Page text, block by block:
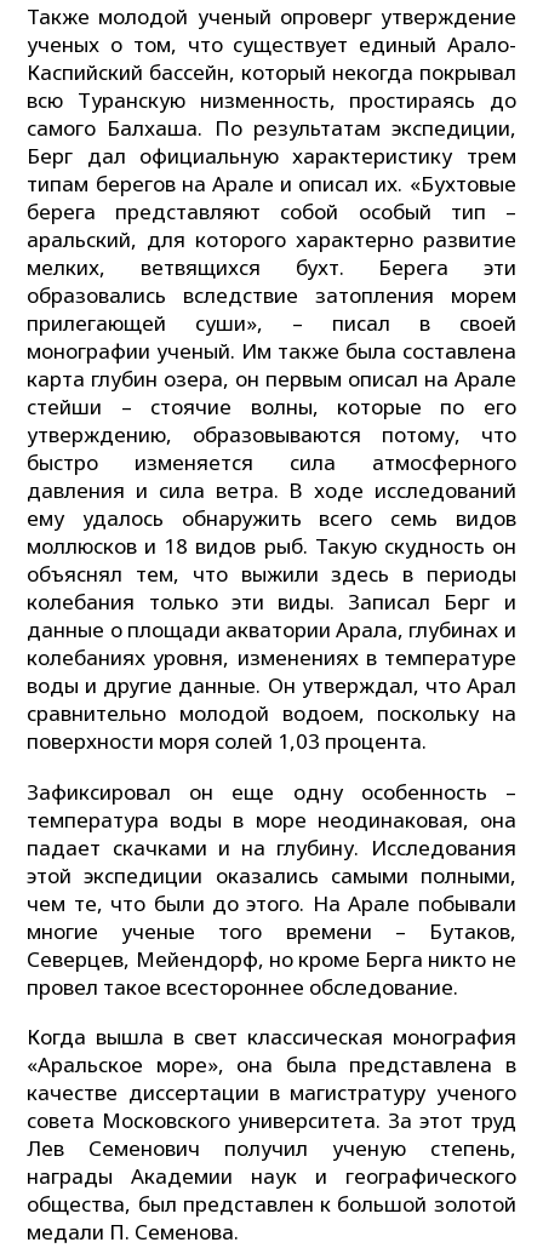
Также молодой ученый опроверг утверждение
ученых о том, что существует единый Арало-
Каспийский бассейн, который некогда покрывал
всю Туранскую низменность, простираясь до
самого Балхаша. По результатам экспедиции,
Берг дал официальную характеристику трем
типам берегов на Арале и описал их. «Бухтовые
берега представляют собой особый тип –
аральский, для которого характерно развитие
мелких, ветвящихся бухт. Берега эти
образовались вследствие затопления морем
прилегающей суши», – писал в своей
монографии ученый. Им также была составлена
карта глубин озера, он первым описал на Арале
стейши – стоячие волны, которые по его
утверждению, образовываются потому, что
быстро изменяется сила атмосферного
давления и сила ветра. В ходе исследований
ему удалось обнаружить всего семь видов
моллюсков и 18 видов рыб. Такую скудность он
объяснял тем, что выжили здесь в периоды
колебания только эти виды. Записал Берг и
данные о площади акватории Арала, глубинах и
колебаниях уровня, изменениях в температуре
воды и другие данные. Он утверждал, что Арал
сравнительно молодой водоем, поскольку на
поверхности моря солей 1,03 процента.
Зафиксировал он еще одну особенность –
температура воды в море неодинаковая, она
падает скачками и на глубину. Исследования
этой экспедиции оказались самыми полными,
чем те, что были до этого. На Арале побывали
многие ученые того времени – Бутаков,
Северцев, Мейендорф, но кроме Берга никто не
провел такое всестороннее обследование.
Когда вышла в свет классическая монография
«Аральское море», она была представлена в
качестве диссертации в магистратуру ученого
совета Московского университета. За этот труд
Лев Семенович получил ученую степень,
награды Академии наук и географического
общества, был представлен к большой золотой
медали П. Семенова.